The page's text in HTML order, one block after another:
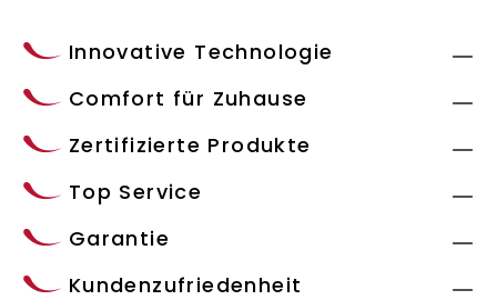
Innovative Technologie
Comfort für Zuhause
Zertifizierte Produkte
Top Service
Garantie
Kundenzufriedenheit